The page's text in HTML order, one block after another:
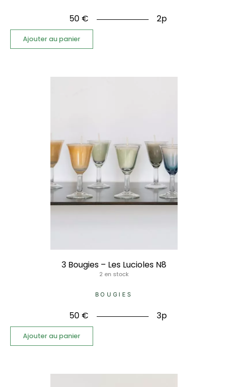
50 € 2p
Ajouter au panier
3 Bougies – Les Lucioles N8
2 en stock
BOUGIES
50 € 3p
Ajouter au panier